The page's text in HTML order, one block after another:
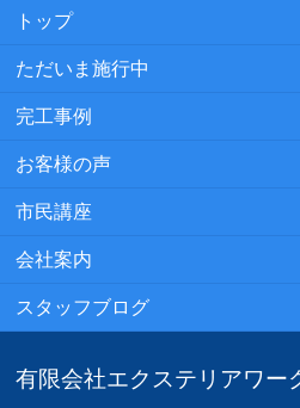
トップ
ただいま施行中
完工事例
お客様の声
市民講座
会社案内
スタッフブログ
有限会社エクステリアワー